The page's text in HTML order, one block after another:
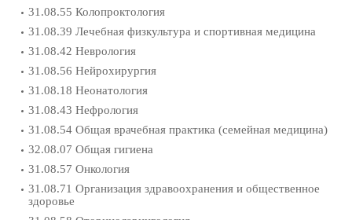
31.08.55 Колопроктология
31.08.39 Лечебная физкультура и спортивная медицина
31.08.42 Неврология
31.08.56 Нейрохирургия
31.08.18 Неонатология
31.08.43 Нефрология
31.08.54 Общая врачебная практика (семейная медицина)
32.08.07 Общая гигиена
31.08.57 Онкология
31.08.71 Организация здравоохранения и общественное
здоровье